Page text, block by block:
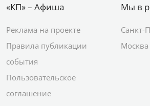
«КП» – Афиша
Реклама на проекте
Правила публикации
события
Пользовательское
соглашение
Мы в
Санкт-
Москва